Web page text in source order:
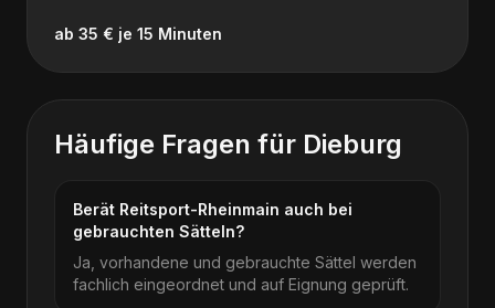
ab 35 € je 15 Minuten
Häufige Fragen für Dieburg
Berät Reitsport-Rheinmain auch bei
gebrauchten Sätteln?
Ja, vorhandene und gebrauchte Sättel werden
fachlich eingeordnet und auf Eignung geprüft.